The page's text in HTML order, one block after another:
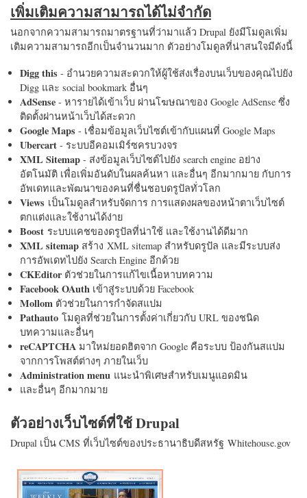
เพิ่มเติมความสามารถได้ไม่จำกัด
นอกจากความสามารถมาตรฐานที่ว่ามาแล้ว Drupal ยังมีโมดูลเพิ่ม
เติมความสามารถอีกเป็นจำนวนมาก ตัวอย่างโมดูลที่น่าสนใจมีดังนี้
Digg this - อำนวยความสะดวกให้ผู้ใช้ส่งเรื่องบนเว็บของคุณไปยัง
Digg และ social bookmark อื่นๆ
AdSense - หารายได้เข้าเว็บ ผ่านโฆษณาของ Google AdSense ซึ่ง
ติดตั้งผ่านหน้าเว็บได้สะดวก
Google Maps - เชื่อมข้อมูลเว็บไซต์เข้ากับแผนที่ Google Maps
Ubercart - ระบบอีคอมเมิร์ซครบวงจร
XML Sitemap - ส่งข้อมูลเว็บไซต์ไปยัง search engine อย่าง
อัตโนมัติ เพื่อเพิ่มอันดับในผลค้นหา และอื่นๆ อีกมากมาย กับการ
อัพเดทและพัฒนาของคนที่ชื่นชอบดรูปัลทั่วโลก
Views เป็นโมดูลสำหรับจัดการ การแสดงผลของหน้าตาเว็บไซต์
ตกแต่งและใช้งานได้ง่าย
Boost ระบบแคชของดรูปัลที่น่าใช้ และใช้งานได้ดีมาก
XML sitemap สร้าง XML sitemap สำหรับดรูปัล และมีระบบส่ง
การอัพเดทไปยัง Search Engine อีกด้วย
CKEditorตัวช่วยในการแก้ไขเนื้อหาบทความ
Facebook OAuth เข้าสู่ระบบด้วย Facebook
Mollom ตัวช่วยในการกำจัดสแปม
Pathauto โมดูลที่ช่วยในการตั้งค่าเกี่ยวกับ URL ของชนิด
บทความและอื่นๆ
reCAPTCHA มาใหม่ยอดฮิตจาก Google คือระบบ ป้องกันสแปม
จากการโพสต์ต่างๆ ภายในเว็บ
Administration menu แนะนำพิเศษสำหรับเมนูแอดมิน
และอื่นๆ อีกมากมาย
ตัวอย่างเว็บไซต์ที่ใช้ Drupal
Drupal เป็น CMS ที่เว็บไซต์ของประธานาธิบดีสหรัฐ Whitehouse.gov